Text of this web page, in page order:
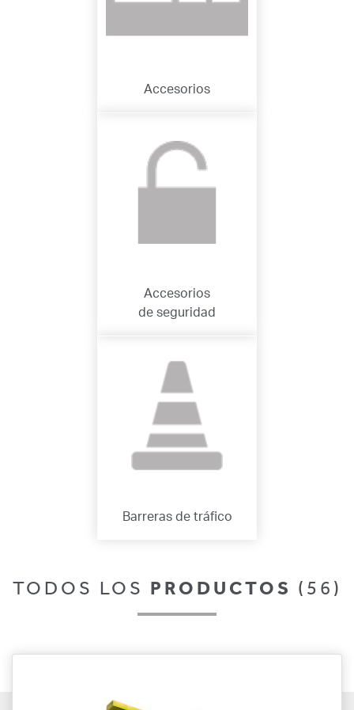
Accesorios
Accesorios
de seguridad
Barreras de tráfico
TODOS LOS PRODUCTOS (56)